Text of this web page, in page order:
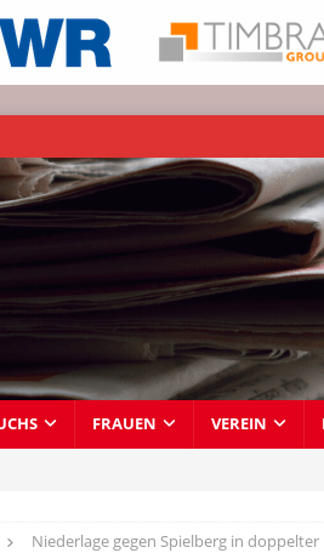
FRAUEN VEREIN
Niederlage gegen Spielberg in